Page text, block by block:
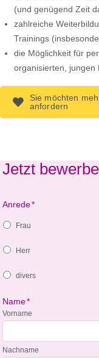
(und genügend Zeit
zahlreiche
Trainings
die Möglichkeit für
organisierten, jungen
Sie möchten
anfordern
Jetzt
Anrede*
Frau
Herr
divers
Name*
Vorname
Nachname